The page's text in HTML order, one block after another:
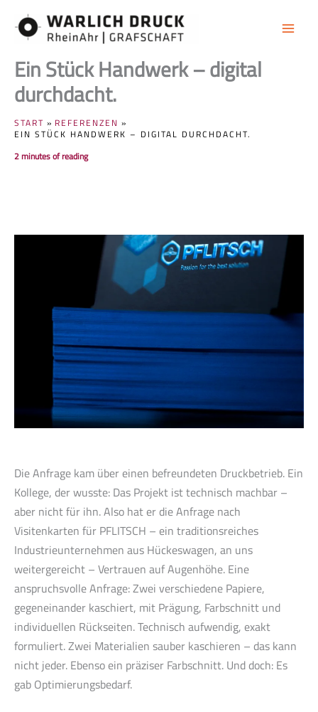
Inhalt
Ein Stück Handwerk – digital
durchdacht.
START
REFERENZEN
EIN STÜCK HANDWERK – DIGITAL DURCHDACHT.
2 minutes of reading
Die Anfrage kam über einen befreundeten Druckbetrieb. Ein
Kollege, der wusste: Das Projekt ist technisch machbar –
aber nicht für ihn. Also hat er die Anfrage nach
Visitenkarten für PFLITSCH – ein traditionsreiches
Industrieunternehmen aus Hückeswagen, an uns
weitergereicht – Vertrauen auf Augenhöhe. Eine
anspruchsvolle Anfrage: Zwei verschiedene Papiere,
gegeneinander kaschiert, mit Prägung, Farbschnitt und
individuellen Rückseiten. Technisch aufwendig, exakt
formuliert. Zwei Materialien sauber kaschieren – das kann
nicht jeder. Ebenso ein präziser Farbschnitt. Und doch: Es
gab Optimierungsbedarf.